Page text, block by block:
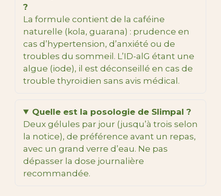
?
La formule contient de la caféine
naturelle (kola, guarana) : prudence en
cas d’hypertension, d’anxiété ou de
troubles du sommeil. L’ID-alG étant une
algue (iode), il est déconseillé en cas de
trouble thyroïdien sans avis médical.
Quelle est la posologie de Slimpal ?
Deux gélules par jour (jusqu’à trois selon
la notice), de préférence avant un repas,
avec un grand verre d’eau. Ne pas
dépasser la dose journalière
recommandée.